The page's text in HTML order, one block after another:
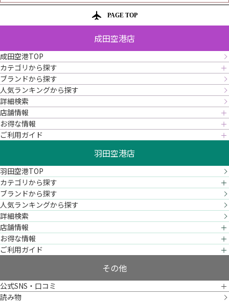
PAGE TOP
成田空港店
成田空港TOP
カテゴリから探す
ブランドから探す
人気ランキングから探す
詳細検索
店舗情報
お得な情報
ご利用ガイド
羽田空港店
羽田空港TOP
カテゴリから探す
ブランドから探す
人気ランキングから探す
詳細検索
店舗情報
お得な情報
ご利用ガイド
その他
公式SNS・口コミ
読み物